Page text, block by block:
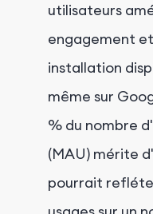
utilisateurs
engagement
installation
même sur
% du nombre
(MAU) mérite
pourrait